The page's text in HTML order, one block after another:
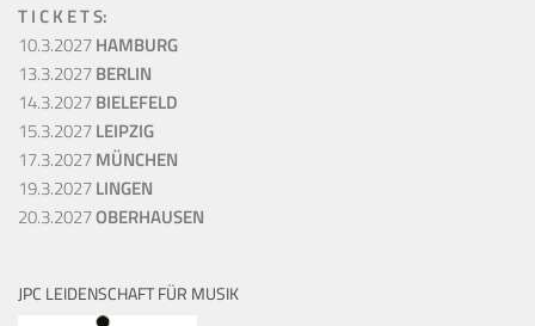
T I C K E T S:
10.3.2027HAMBURG
13.3.2027BERLIN
14.3.2027BIELEFELD
15.3.2027LEIPZIG
17.3.2027MÜNCHEN
19.3.2027LINGEN
20.3.2027OBERHAUSEN
JPC LEIDENSCHAFT FÜR MUSIK